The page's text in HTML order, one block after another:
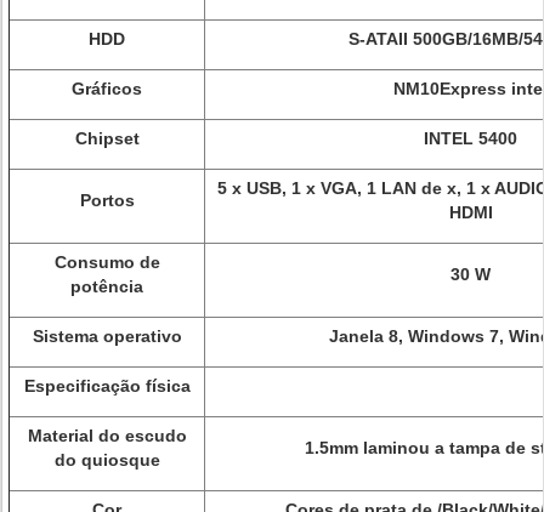
HDD S-ATAII 500GB/16MB/
Gráficos NM10Express
Chipset INTEL 5400
Portos
5 x USB, 1 x VGA, 1 LAN de x, 1 x
HDMI
Consumo de
potência
30 W
Sistema operativo Janela 8, Windows 7,
Especificação física
Material do escudo
do quiosque
1.5mm laminou a tampa de